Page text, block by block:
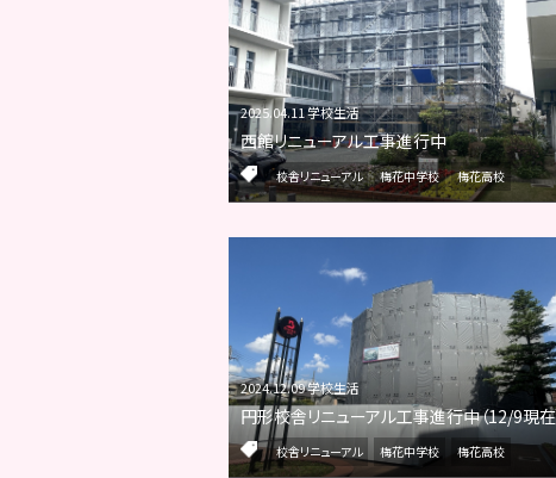
2025.04.11 学校生活
西館リニューアル工事進行中
校舎リニューアル 梅花中学校 梅花高校
2024.12.09 学校生活
円形校舎リニューアル工事進行中（12/9現在
校舎リニューアル 梅花中学校 梅花高校